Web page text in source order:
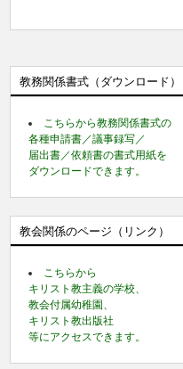
教務関係書式（ダウンロード）
こちらから教務関係書式の
各種申請書／議事録写／
届出書／依頼書の書式用紙を
ダウンロードできます。
教会関係のページ（リンク）
こちらから
キリスト教主義の学校、
教会付属幼稚園、
キリスト教出版社
等にアクセスできます。